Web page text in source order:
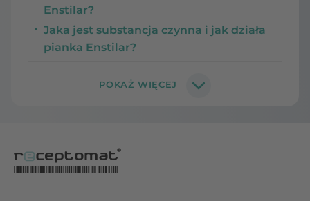
Enstilar?
Jaka jest substancja czynna i jak działa
pianka Enstilar?